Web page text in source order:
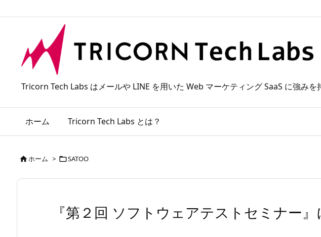
Tricorn Tech Labs はメールや LINE を用いた Web マーケティング SaaS に強みを
ホーム Tricorn Tech Labs とは？
ホーム > SATOO
『第２回 ソフトウェアテストセミナー